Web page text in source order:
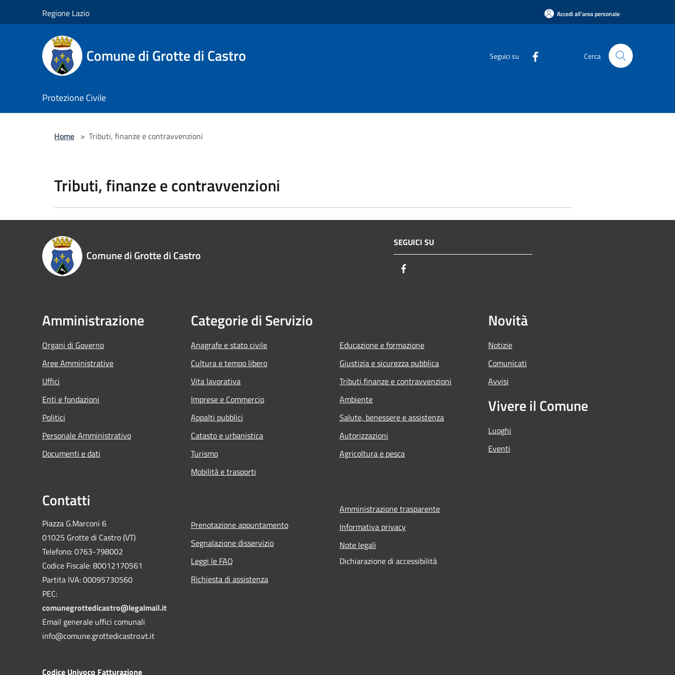
Regione Lazio Accedi all'area personale
Comune di Grotte di Castro Seguici su Cerca
Protezione Civile
Home > Tributi, finanze e contravvenzioni
Tributi, finanze e contravvenzioni
Comune di Grotte di Castro
SEGUICI SU
Amministrazione
Organi di Governo
Aree Amministrative
Uffici
Enti e fondazioni
Politici
Personale Amministrativo
Documenti e dati
Categorie di Servizio
Anagrafe e stato civile
Cultura e tempo libero
Vita lavorativa
Imprese e Commercio
Appalti pubblici
Catasto e urbanistica
Turismo
Mobilità e trasporti
Educazione e formazione
Giustizia e sicurezza pubblica
Tributi,finanze e contravvenzioni
Ambiente
Salute, benessere e assistenza
Autorizzazioni
Agricoltura e pesca
Novità
Notizie
Comunicati
Avvisi
Vivere il Comune
Luoghi
Eventi
Contatti
Piazza G.Marconi 6
01025 Grotte di Castro (VT)
Telefono: 0763-798002
Codice Fiscale: 80012170561
Partita IVA: 00095730560
PEC:
comunegrottedicastro@legalmail.it
Email generale uffici comunali
info@comune.grottedicastro.vt.it
Codice Univoco Fatturazione
Prenotazione appuntamento
Segnalazione disservizio
Leggi le FAQ
Richiesta di assistenza
Amministrazione trasparente
Informativa privacy
Note legali
Dichiarazione di accessibilità